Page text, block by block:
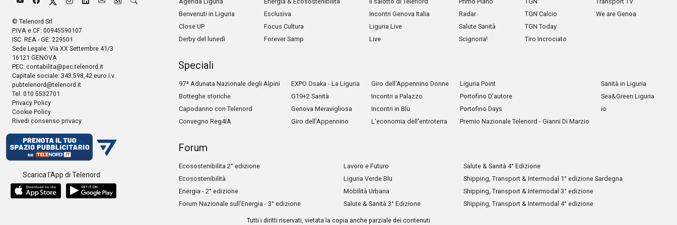
© Telenord Srl
P.IVA e CF: 00945590107
ISC. REA - GE: 229501
Sede Legale: Via XX Settembre 41/3
16121 GENOVA
PEC: contabilita@pec.telenord.it
Capitale sociale: 343.598,42 euro i.v.
pubtelenord@telenord.it
Tel. 010 5532701
Privacy Policy
Cookie Policy
Rivedi consenso privacy
Scarica l'App di Telenord
Benvenuti in Liguria
Close UP
Derby del lunedì
Esclusiva
Focus Cultura
Forever Samp
Incontri Genova Italia
Liguria Live
Live
Radar
Salute Sanità
Scignoria!
TGN Calcio
TGN Today
Tiro Incrociato
We are Genoa
Speciali
97ª Adunata Nazionale degli Alpini
Botteghe storiche
Capodanno con Telenord
Convegno Reg4IA
EXPO Osaka - La Liguria
G19+2 Sanità
Genova Meravigliosa
Giro dell'Appennino
Giro dell'Appennino Donne
Incontri a Palazzo
Incontri in Blu
L'economia dell'entroterra
Liguria Point
Portofino D'autore
Portofino Days
Premio Nazionale Telenord - Gianni Di Marzio
Sanità in Liguria
Sea&Green Liguria
io
Forum
Ecosostenibilita 2° edizione
Ecosostenibilità
Energia - 2° edizione
Forum Nazionale sull’Energia - 3° edizione
Lavoro e Futuro
Liguria Verde Blu
Mobilità Urbana
Salute & Sanità 3° Edizione
Salute & Sanità 4° Edizione
Shipping, Transport & Intermodal 1° edizione Sardegna
Shipping, Transport & Intermodal 3° edizione
Shipping, Transport & Intermodal 4° edizione
Tutti i diritti riservati, vietata la copia anche parziale dei contenuti